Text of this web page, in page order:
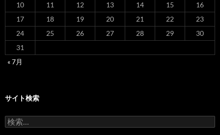
10
11 12 13 14 15
16
17
18 19 20 21 22
23
24
25 26 27 28 29
30
31
« 7月
サイト検索
検
索: